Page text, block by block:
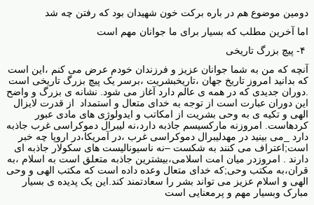
دومین موضوع هم در باره برکت خون شهیدان بود که رفتن چه شد
اما آخرین مطلب که بسیار برای ما جوانان مهم است
آنچه که من به شما جوانان عزیز و فرزندان خودم عرض می کنم ،این است
که بدانید امروز تاریخ جهان ،تاریخبشریت ،برسر یک پیچ بزرگ تاریخی است
.دوران جدیدی که در همه ی عالم دارد آغاز می شود. نشانه ی بزرگ و واضح
این دوران عبارت است از توجه به خدای متعال و استمداد از قدرت لایزال
الهی و تکیه ی به وحی بشریت از امکاتب و ایدولوژی های مادی عبور
کردهاست. امروزنه مارکسیسم جاذبه دارد،نه لیبرال دموکراسی غرب جاذبه
دارد _می بینید در مهدلیبرال دموکراسی غرب ،در آمریکا،در اروپا چه خبر
است;اعتراف می کنند به شکست –نه ناسیونالیست های سکولار جاذبه ای
دارند . امروزدر میان امت اسلامی،بیشترین جاذبه متعلق است به اسلام ،به
قران،به مکتب وحی;که خدای متعال وعده داده است که مکتب الهی و وحی
الهی و اسلام عزیز می تواند بشر را سعادتمند کند.این یک پدیده ی بسیار
مبارک وبسیار مهم و پرمعنایی است